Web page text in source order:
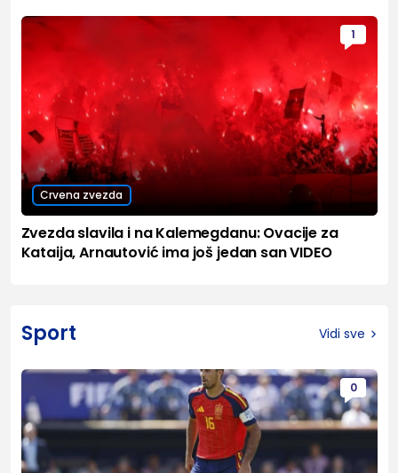
1
Crvena zvezda
Zvezda slavila i na Kalemegdanu: Ovacije za
Kataija, Arnautović ima još jedan san VIDEO
Sport Vidi sve
0